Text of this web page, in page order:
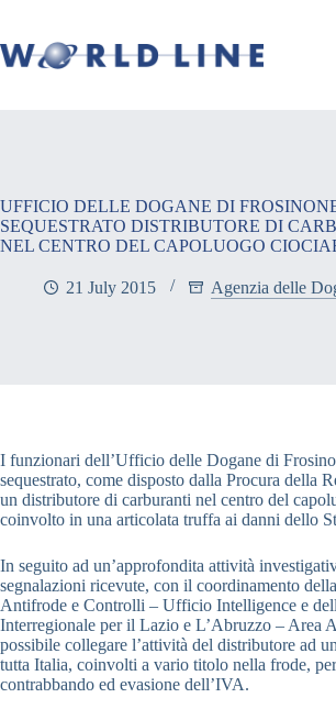
UFFICIO DELLE DOGANE DI
SEQUESTRATO DISTRIBUTORE DI
NEL CENTRO DEL CAPOLUOGO
21 July 2015 Agenzia delle
I funzionari dell’Ufficio delle Dogane di
sequestrato, come disposto dalla Procura della
un distributore di carburanti nel centro del
coinvolto in una articolata truffa ai danni dello
In seguito ad un’approfondita attività
segnalazioni ricevute, con il coordinamento
Antifrode e Controlli – Ufficio Intelligence e
Interregionale per il Lazio e L’Abruzzo – Area
possibile collegare l’attività del distributore ad
tutta Italia, coinvolti a vario titolo nella frode,
contrabbando ed evasione dell’IVA.